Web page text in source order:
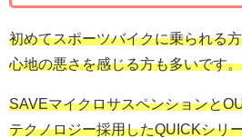
初めてスポーツバイクに乗られる
心地の悪さを感じる方も多いです。
SAVEマイクロサスペンションと
テクノロジー採用したQUICKシリ